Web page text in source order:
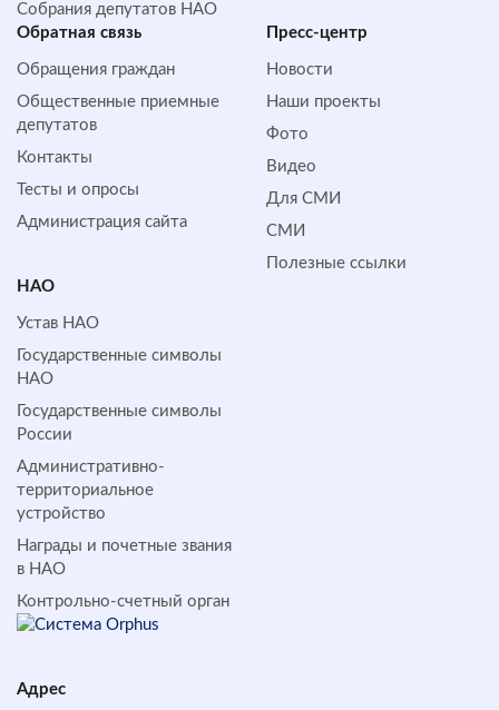
Собрания депутатов НАО
Обратная cвязь
Обращения граждан
Общественные приемные
депутатов
Контакты
Тесты и опросы
Администрация сайта
Пресс-центр
Новости
Наши проекты
Фото
Видео
Для СМИ
СМИ
Полезные ссылки
НАО
Устав НАО
Государственные символы
НАО
Государственные символы
России
Административно-
территориальное
устройство
Награды и почетные звания
в НАО
Контрольно-счетный орган
Адрес